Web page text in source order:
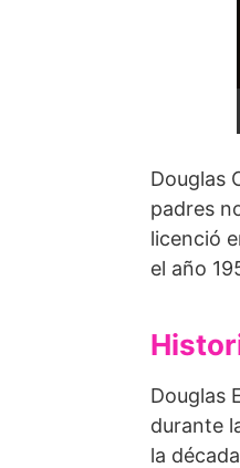
Douglas
padres
licenció
el año
Douglas
durante
la